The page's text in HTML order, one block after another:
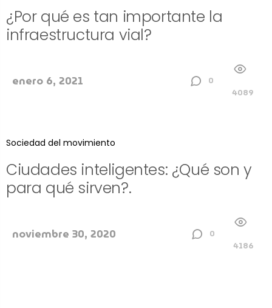
¿Por qué es tan importante la
infraestructura vial?
enero 6, 2021
0
4089
Sociedad del movimiento
Ciudades inteligentes: ¿Qué son y
para qué sirven?.
noviembre 30, 2020
0
4186